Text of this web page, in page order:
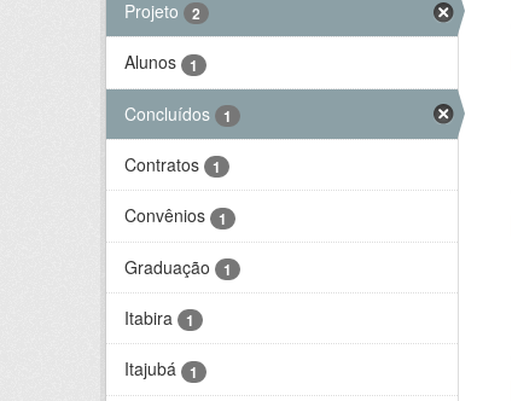
Projeto 2
Alunos 1
Concluídos 1
Contratos 1
Convênios 1
Graduação 1
Itabira 1
Itajubá 1